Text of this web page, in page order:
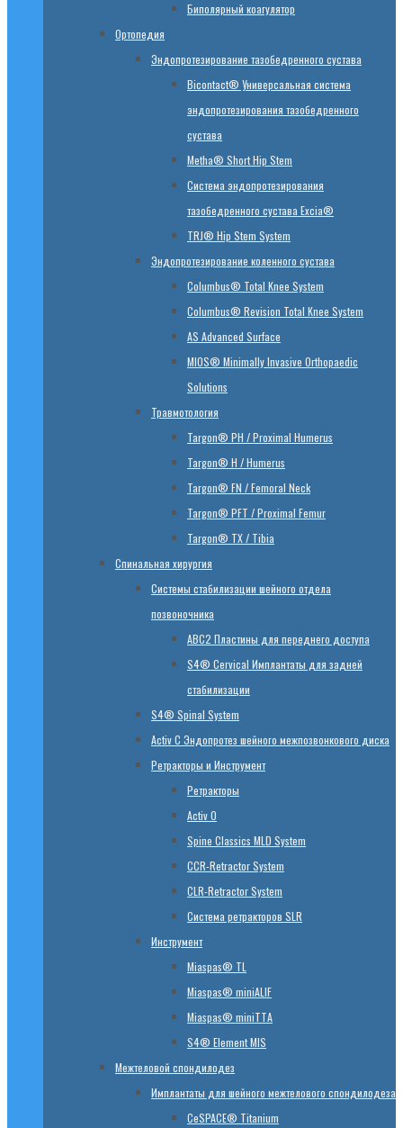
Биполярный коагулятор
Ортопедия
Эндопротезирование тазобедренного сустава
Bicontact® Универсальная система
эндопротезирования тазобедренного
сустава
Metha® Short Hip Stem
Система эндопротезирования
тазобедренного сустава Excia®
TRJ® Hip Stem System
Эндопротезирование коленного сустава
Columbus® Total Knee System
Columbus® Revision Total Knee System
AS Advanced Surface
MIOS® Minimally Invasive Orthopaedic
Solutions
Травмотология
Targon® PH / Proximal Humerus
Targon® H / Humerus
Targon® FN / Femoral Neck
Targon® PFT / Proximal Femur
Targon® TX / Tibia
Спинальная хирургия
Системы стабилизации шейного отдела
позвоночника
ABC2 Пластины для переднего доступа
S4® Cervical Имплантаты для задней
стабилизации
S4® Spinal System
Activ C Эндопротез шейного межпозвонкового диска
Ретракторы и Инструмент
Ретракторы
Activ O
Spine Classics MLD System
CСR-Retractor System
CLR-Retractor System
Система ретракторов SLR
Инструмент
Miaspas® TL
Miaspas® miniALIF
Miaspas® miniTTA
S4® Element MIS
Межтеловой спондилодез
Имплантаты для шейного межтелового спондилодеза
CeSPACE® Titanium